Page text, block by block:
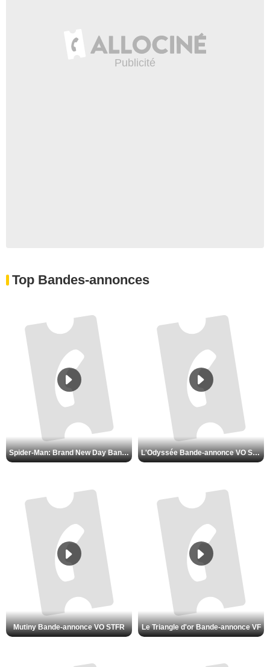
Top Bandes-annonces
Spider-Man: Brand New Day Bande-annonce VO STFR L'Odyssée Bande-annonce VO STFR
Mutiny Bande-annonce VO STFR Le Triangle d'or Bande-annonce VF